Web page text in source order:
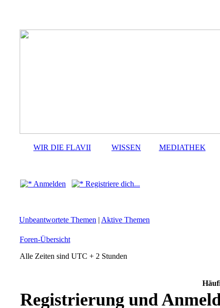
WIR DIE FLAVII WISSEN MEDIATHEK
Anmelden Registriere dich...
Unbeantwortete Themen | Aktive Themen
Foren-Übersicht
Alle Zeiten sind UTC + 2 Stunden
Registrierung und